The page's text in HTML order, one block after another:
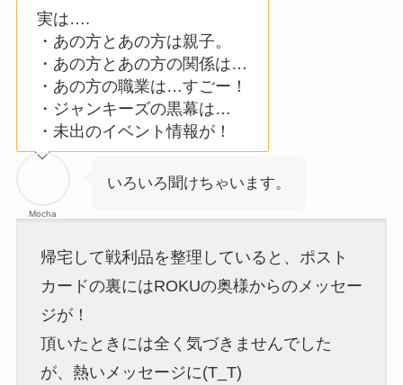
・あの方とあの方は親子。
・あの方とあの方の関係は…
・あの方の職業は…すごー！
・ジャンキーズの黒幕は…
・未出のイベント情報が！
カードの裏にはROKUの奥様からのメッセー
ジが！
頂いたときには全く気づきませんでした
が、熱いメッセージに(T_T)